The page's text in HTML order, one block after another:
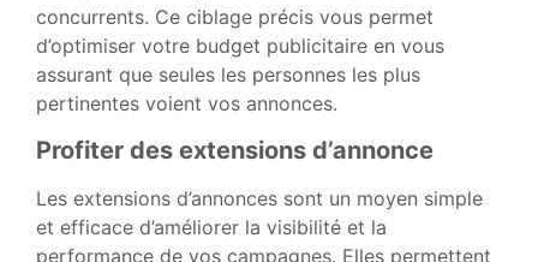
concurrents. Ce ciblage précis vous permet
d’optimiser votre budget publicitaire en vous
assurant que seules les personnes les plus
pertinentes voient vos annonces.
Profiter des extensions d’annonce
Les extensions d’annonces sont un moyen simple
et efficace d’améliorer la visibilité et la
performance de vos campagnes. Elles permettent